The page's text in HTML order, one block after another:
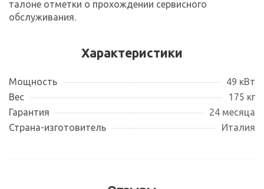
талоне отметки о прохождении сервисного
обслуживания.
Характеристики
Мощность
49 кВт
Вес
175 кг
Гарантия
24 месяца
Страна-изготовитель
Италия